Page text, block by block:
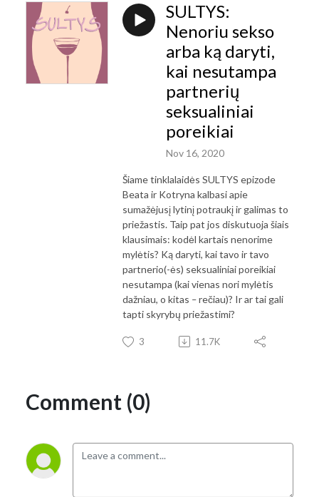
SULTYS:
Nenoriu sekso
arba ką daryti,
kai nesutampa
partnerių
seksualiniai
poreikiai
Nov 16, 2020
Šiametinklalaidės SULTYS epizode
Beata ir Kotryna kalbasi apie
sumažėjusį lytinį potraukį ir galimas to
priežastis. Taip pat jos diskutuoja šiais
klausimais: kodėl kartais nenorime
mylėtis? Ką daryti, kai tavo ir tavo
partnerio(-ės) seksualiniai poreikiai
nesutampa (kai vienas nori mylėtis
dažniau, o kitas –rečiau)? Ir ar tai gali
tapti skyrybų priežastimi?
3 11.7K
Comment (0)